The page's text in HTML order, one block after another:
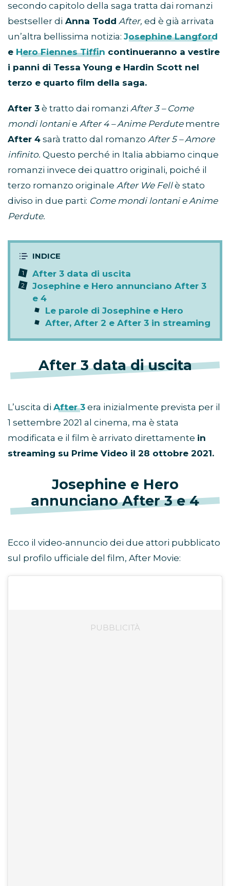
secondo capitolo della saga tratta dai romanzi
bestseller di Anna Todd After, ed è già arrivata
un’altra bellissima notizia: Josephine Langford
e Hero Fiennes Tiffin continueranno a vestire
i panni di Tessa Young e Hardin Scott nel
terzo e quarto film della saga.
After 3 è tratto dai romanzi After 3 – Come
mondi lontanie After 4 – Anime Perdute mentre
After 4 sarà tratto dal romanzo After 5 – Amore
infinito. Questo perché in Italia abbiamo cinque
romanzi invece dei quattro originali, poiché il
terzo romanzo originale After We Fellè stato
diviso in due parti: Come mondi lontani e Anime
Perdute.
After 3 data di uscita
Josephine e Hero annunciano After 3
e 4
Le parole di Josephine e Hero
After, After 2 e After 3 in streaming
After 3 data di uscita
L’uscita di After 3 era inizialmente prevista per il
1 settembre 2021 al cinema, ma è stata
modificata e il film è arrivato direttamente in
streaming su Prime Video il 28 ottobre 2021.
Josephine e Hero
annunciano After 3 e 4
Ecco il video-annuncio dei due attori pubblicato
sul profilo ufficiale del film, After Movie: